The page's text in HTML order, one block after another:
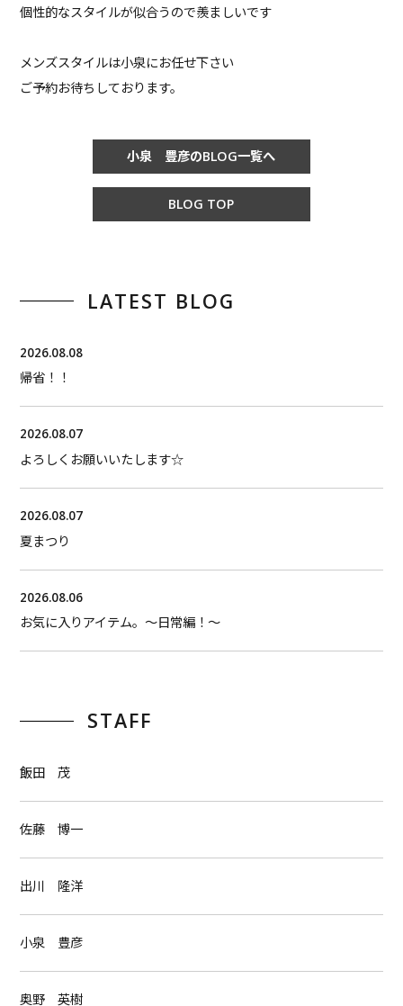
個性的なスタイルが似合うので羨ましいです
メンズスタイルは小泉にお任せ下さい
ご予約お待ちしております。
小泉 豊彦のBLOG一覧へ
BLOG TOP
LATEST BLOG
2026.08.08
帰省！！
2026.08.07
よろしくお願いいたします☆
2026.08.07
夏まつり
2026.08.06
お気に入りアイテム。〜日常編！〜
STAFF
飯田 茂
佐藤 博一
出川 隆洋
小泉 豊彦
奥野 英樹